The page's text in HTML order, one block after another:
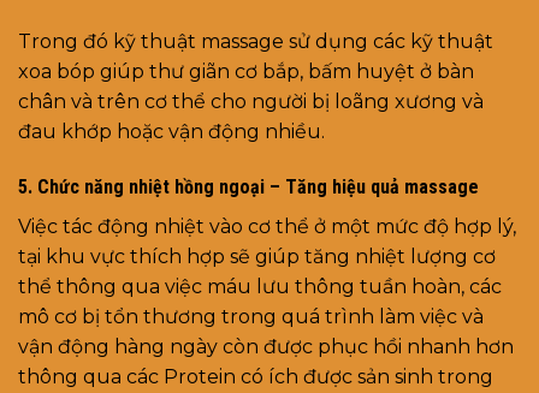
Trong đó kỹ thuật massage sử dụng các kỹ thuật
xoa bóp giúp thư giãn cơ bắp, bấm huyệt ở bàn
chân và trên cơ thể cho người bị loãng xương và
đau khớp hoặc vận động nhiều.
5. Chức năng nhiệt hồng ngoại – Tăng hiệu quả massage
Việc tác động nhiệt vào cơ thể ở một mức độ hợp lý,
tại khu vực thích hợp sẽ giúp tăng nhiệt lượng cơ
thể thông qua việc máu lưu thông tuần hoàn, các
mô cơ bị tổn thương trong quá trình làm việc và
vận động hàng ngày còn được phục hồi nhanh hơn
thông qua các Protein có ích được sản sinh trong